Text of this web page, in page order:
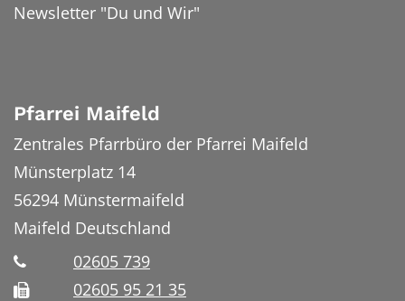
Newsletter "Du und Wir"
Pfarrei Maifeld
Zentrales Pfarrbüro der Pfarrei Maifeld
Münsterplatz 14
56294 Münstermaifeld
Maifeld Deutschland
02605 739
02605 95 21 35